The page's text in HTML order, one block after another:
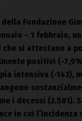
Fondazione
– 1 febbraio,
che si attestano a
positivi (-
intensiva (-142),
i decessi (2.581).
in cui l’incidenza